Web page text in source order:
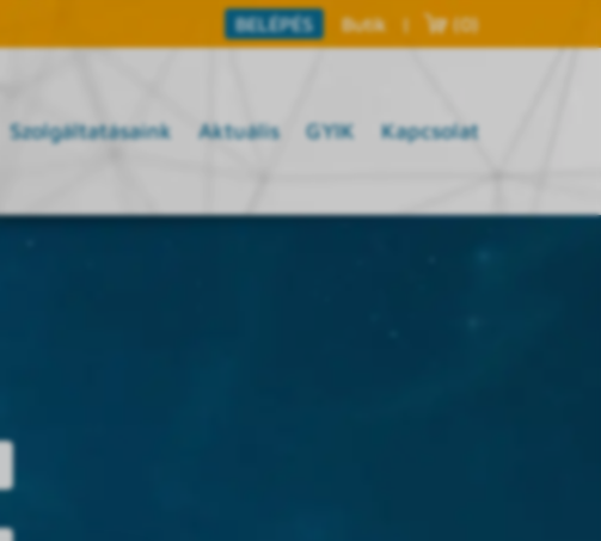
BELÉPÉS Butik | (0)
Szolgáltatásaink Aktuális GYIK Kapcsolat